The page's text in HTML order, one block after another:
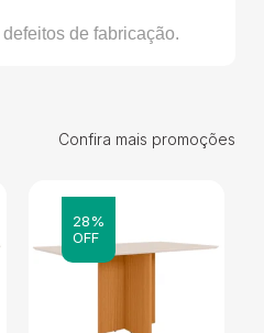
de fabricação.
Confira mais promoções
28%
OFF